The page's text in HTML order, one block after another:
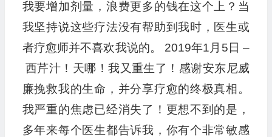
我要增加剂量，浪费更多的钱在这个上？当
我坚持说这些疗法没有帮助到我时，医生或
者疗愈师并不喜欢我说的。 2019年1月5日 –
西芹汁！天哪！我又重生了！感谢安东尼威
廉挽救我的生命，并分享疗愈的终极真相。
我严重的焦虑已经消失了！更想不到的是，
多年来每个医生都告诉我，你有个非常敏感